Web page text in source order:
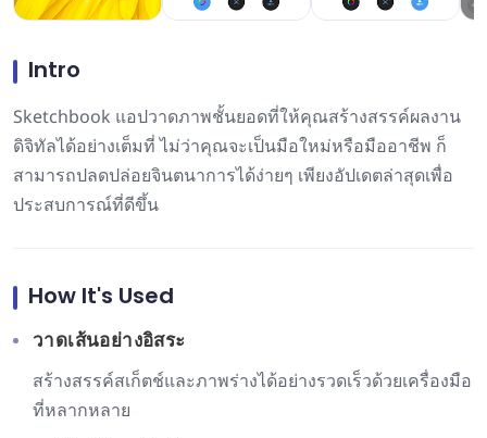
Intro
Sketchbook แอปวาดภาพชั้นยอดที่ให้คุณสร้างสรรค์ผลงาน
ดิจิทัลได้อย่างเต็มที่ ไม่ว่าคุณจะเป็นมือใหม่หรือมืออาชีพ ก็
สามารถปลดปล่อยจินตนาการได้ง่ายๆ เพียงอัปเดตล่าสุดเพื่อ
ประสบการณ์ที่ดีขึ้น
How It's Used
วาดเส้นอย่างอิสระ
สร้างสรรค์สเก็ตช์และภาพร่างได้อย่างรวดเร็วด้วยเครื่องมือ
ที่หลากหลาย